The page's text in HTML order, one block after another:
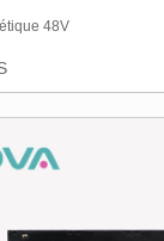
48V